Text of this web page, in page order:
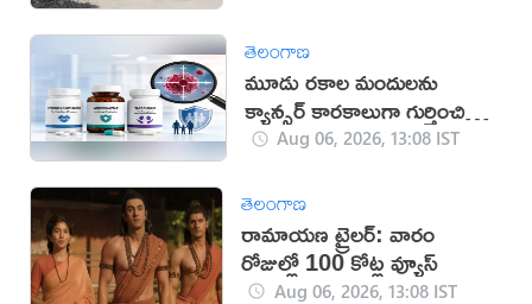
తెలంగాణ
మూడు రకాల మందులను
క్యాన్సర్ కారకాలుగా గుర్తించిన
WHOAug 06, 2026, 13:08 IST
తెలంగాణ
రామాయణ ట్రైలర్: వారం
రోజుల్లో 100 కోట్ల వ్యూస్
Aug 06, 2026, 13:08 IST